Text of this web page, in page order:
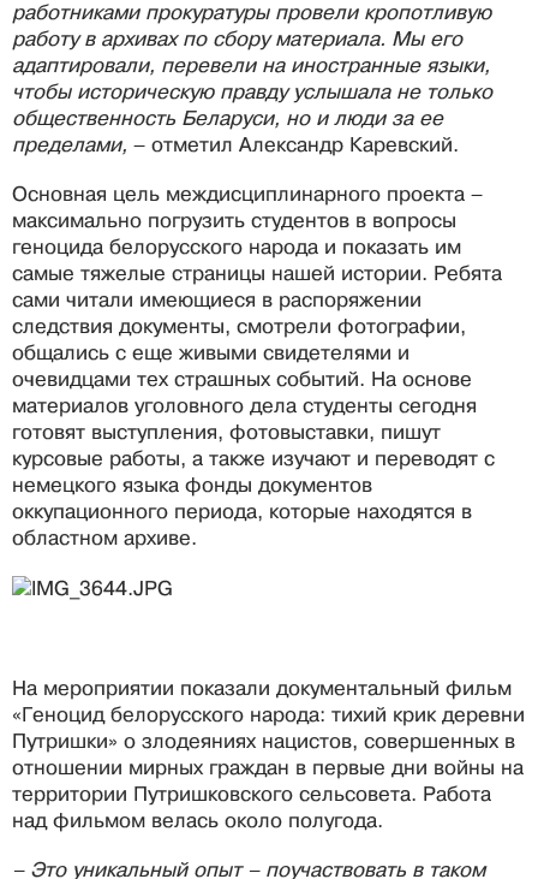
работниками прокуратуры провели кропотливую
работу в архивах по сбору материала. Мы его
адаптировали, перевели на иностранные языки,
чтобы историческую правду услышала не только
общественность Беларуси, но и люди за ее
пределами, – отметил Александр Каревский.
Основная цель междисциплинарного проекта –
максимально погрузить студентов в вопросы
геноцида белорусского народа и показать им
самые тяжелые страницы нашей истории. Ребята
сами читали имеющиеся в распоряжении
следствия документы, смотрели фотографии,
общались с еще живыми свидетелями и
очевидцами тех страшных событий. На основе
материалов уголовного дела студенты сегодня
готовят выступления, фотовыставки, пишут
курсовые работы, а также изучают и переводят с
немецкого языка фонды документов
оккупационного периода, которые находятся в
областном архиве.
На мероприятии показали документальный фильм
«Геноцид белорусского народа: тихий крик деревни
Путришки» о злодеяниях нацистов, совершенных в
отношении мирных граждан в первые дни войны на
территории Путришковского сельсовета. Работа
над фильмом велась около полугода.
– Это уникальный опыт – поучаствовать в таком